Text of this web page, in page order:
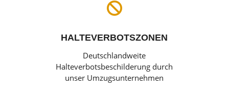

HALTEVERBOTSZONEN
Deutschlandweite
Halteverbotsbeschilderung durch
unser Umzugsunternehmen